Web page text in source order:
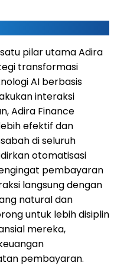
pilar utama Adira
transformasi
AI berbasis
interaksi
Adira Finance
efektif dan
di seluruh
otomatisasi
pembayaran
langsung dengan
natural dan
untuk lebih disiplin
mereka,
pembayaran.